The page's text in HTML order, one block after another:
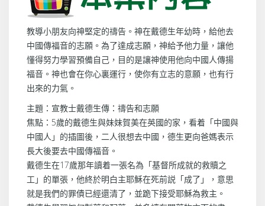
教導小朋友向神堅定的禱告。神在戴德生年幼時，給他去
中國傳福音的志願。為了達成志願，神給予他力量，讓他
懂得努力學習預備自己，目的是讓神使用他向中國人傳揚
福音。神也會在你心裏運行，使你有立志的意願，也有行
出來的力氣。
主題：宣教士戴德生傳：禱告和志願
焦點：5歲的戴德生與妹妹賀美在英國的家，看着「中國與
中國人」的插圖後，二人很想去中國，德生更向爸媽表示
長大後要去中國傳福音。
戴德生在17歲那年讀着一張名為「基督所成就的救贖之
工」的單張，他終於明白主耶穌在死前説「成了」，意思
就是我們的罪債已經還清了，並跪下接受耶穌為救主。